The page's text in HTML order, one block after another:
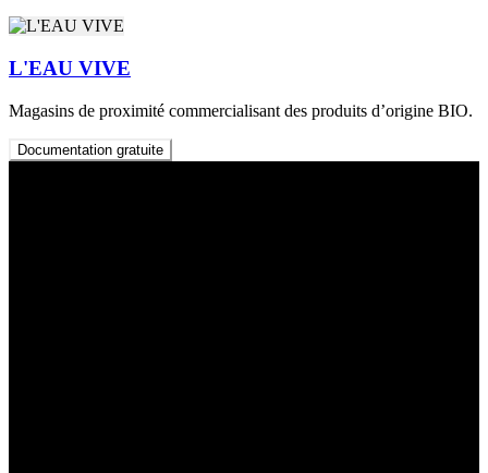
L'EAU VIVE
Magasins de proximité commercialisant des produits d’origine BIO.
Documentation gratuite